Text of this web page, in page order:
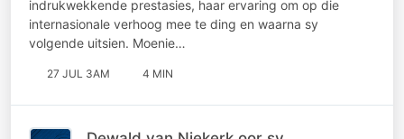
indrukwekkende prestasies, haar ervaring om op die
internasionale verhoog mee te ding en waarna sy
volgende uitsien. Moenie…
27 JUL 3AM 4 MIN